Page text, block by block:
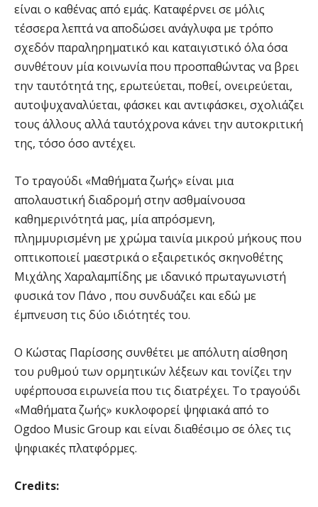
είναι ο καθένας από εμάς. Καταφέρνει σε μόλις
τέσσερα λεπτά να αποδώσει ανάγλυφα με τρόπο
σχεδόν παραληρηματικό και καταιγιστικό όλα όσα
συνθέτουν μία κοινωνία που προσπαθώντας να βρει
την ταυτότητά της, ερωτεύεται, ποθεί, ονειρεύεται,
αυτοψυχαναλύεται, φάσκει και αντιφάσκει, σχολιάζει
τους άλλους αλλά ταυτόχρονα κάνει την αυτοκριτική
της, τόσο όσο αντέχει.
Το τραγούδι «Μαθήματα ζωής» είναι μια
απολαυστική διαδρομή στην ασθμαίνουσα
καθημερινότητά μας, μία απρόσμενη,
πλημμυρισμένη με χρώμα ταινία μικρού μήκους που
οπτικοποιεί μαεστρικά ο εξαιρετικός σκηνοθέτης
Μιχάλης Χαραλαμπίδης με ιδανικό πρωταγωνιστή
φυσικά τον Πάνο , που συνδυάζει και εδώ με
έμπνευση τις δύο ιδιότητές του.
Ο Κώστας Παρίσσης συνθέτει με απόλυτη αίσθηση
του ρυθμού των ορμητικών λέξεων και τονίζει την
υφέρπουσα ειρωνεία που τις διατρέχει. Το τραγούδι
«Μαθήματα ζωής» κυκλοφορεί ψηφιακά από το
Ogdoo Music Group και είναι διαθέσιμο σε όλες τις
ψηφιακές πλατφόρμες.
Credits: